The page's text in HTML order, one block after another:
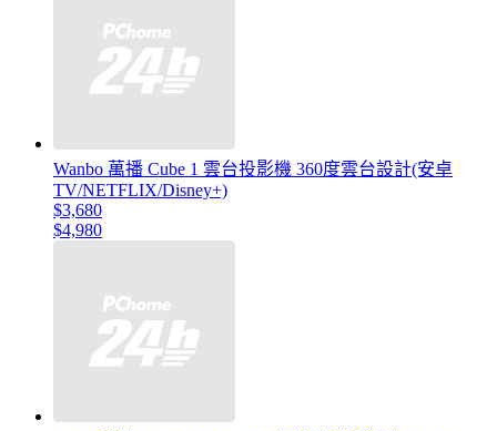
Wanbo 萬播 Cube 1 雲台投影機 360度雲台設計(安卓
TV/NETFLIX/Disney+)
$3,680
$4,980